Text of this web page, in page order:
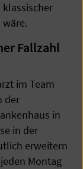
Fallzahl
im Team
der
in
in der
erweitern
Montag